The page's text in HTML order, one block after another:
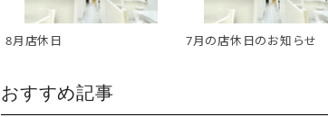
8月店休日 7月の店休日のお知らせ
おすすめ記事